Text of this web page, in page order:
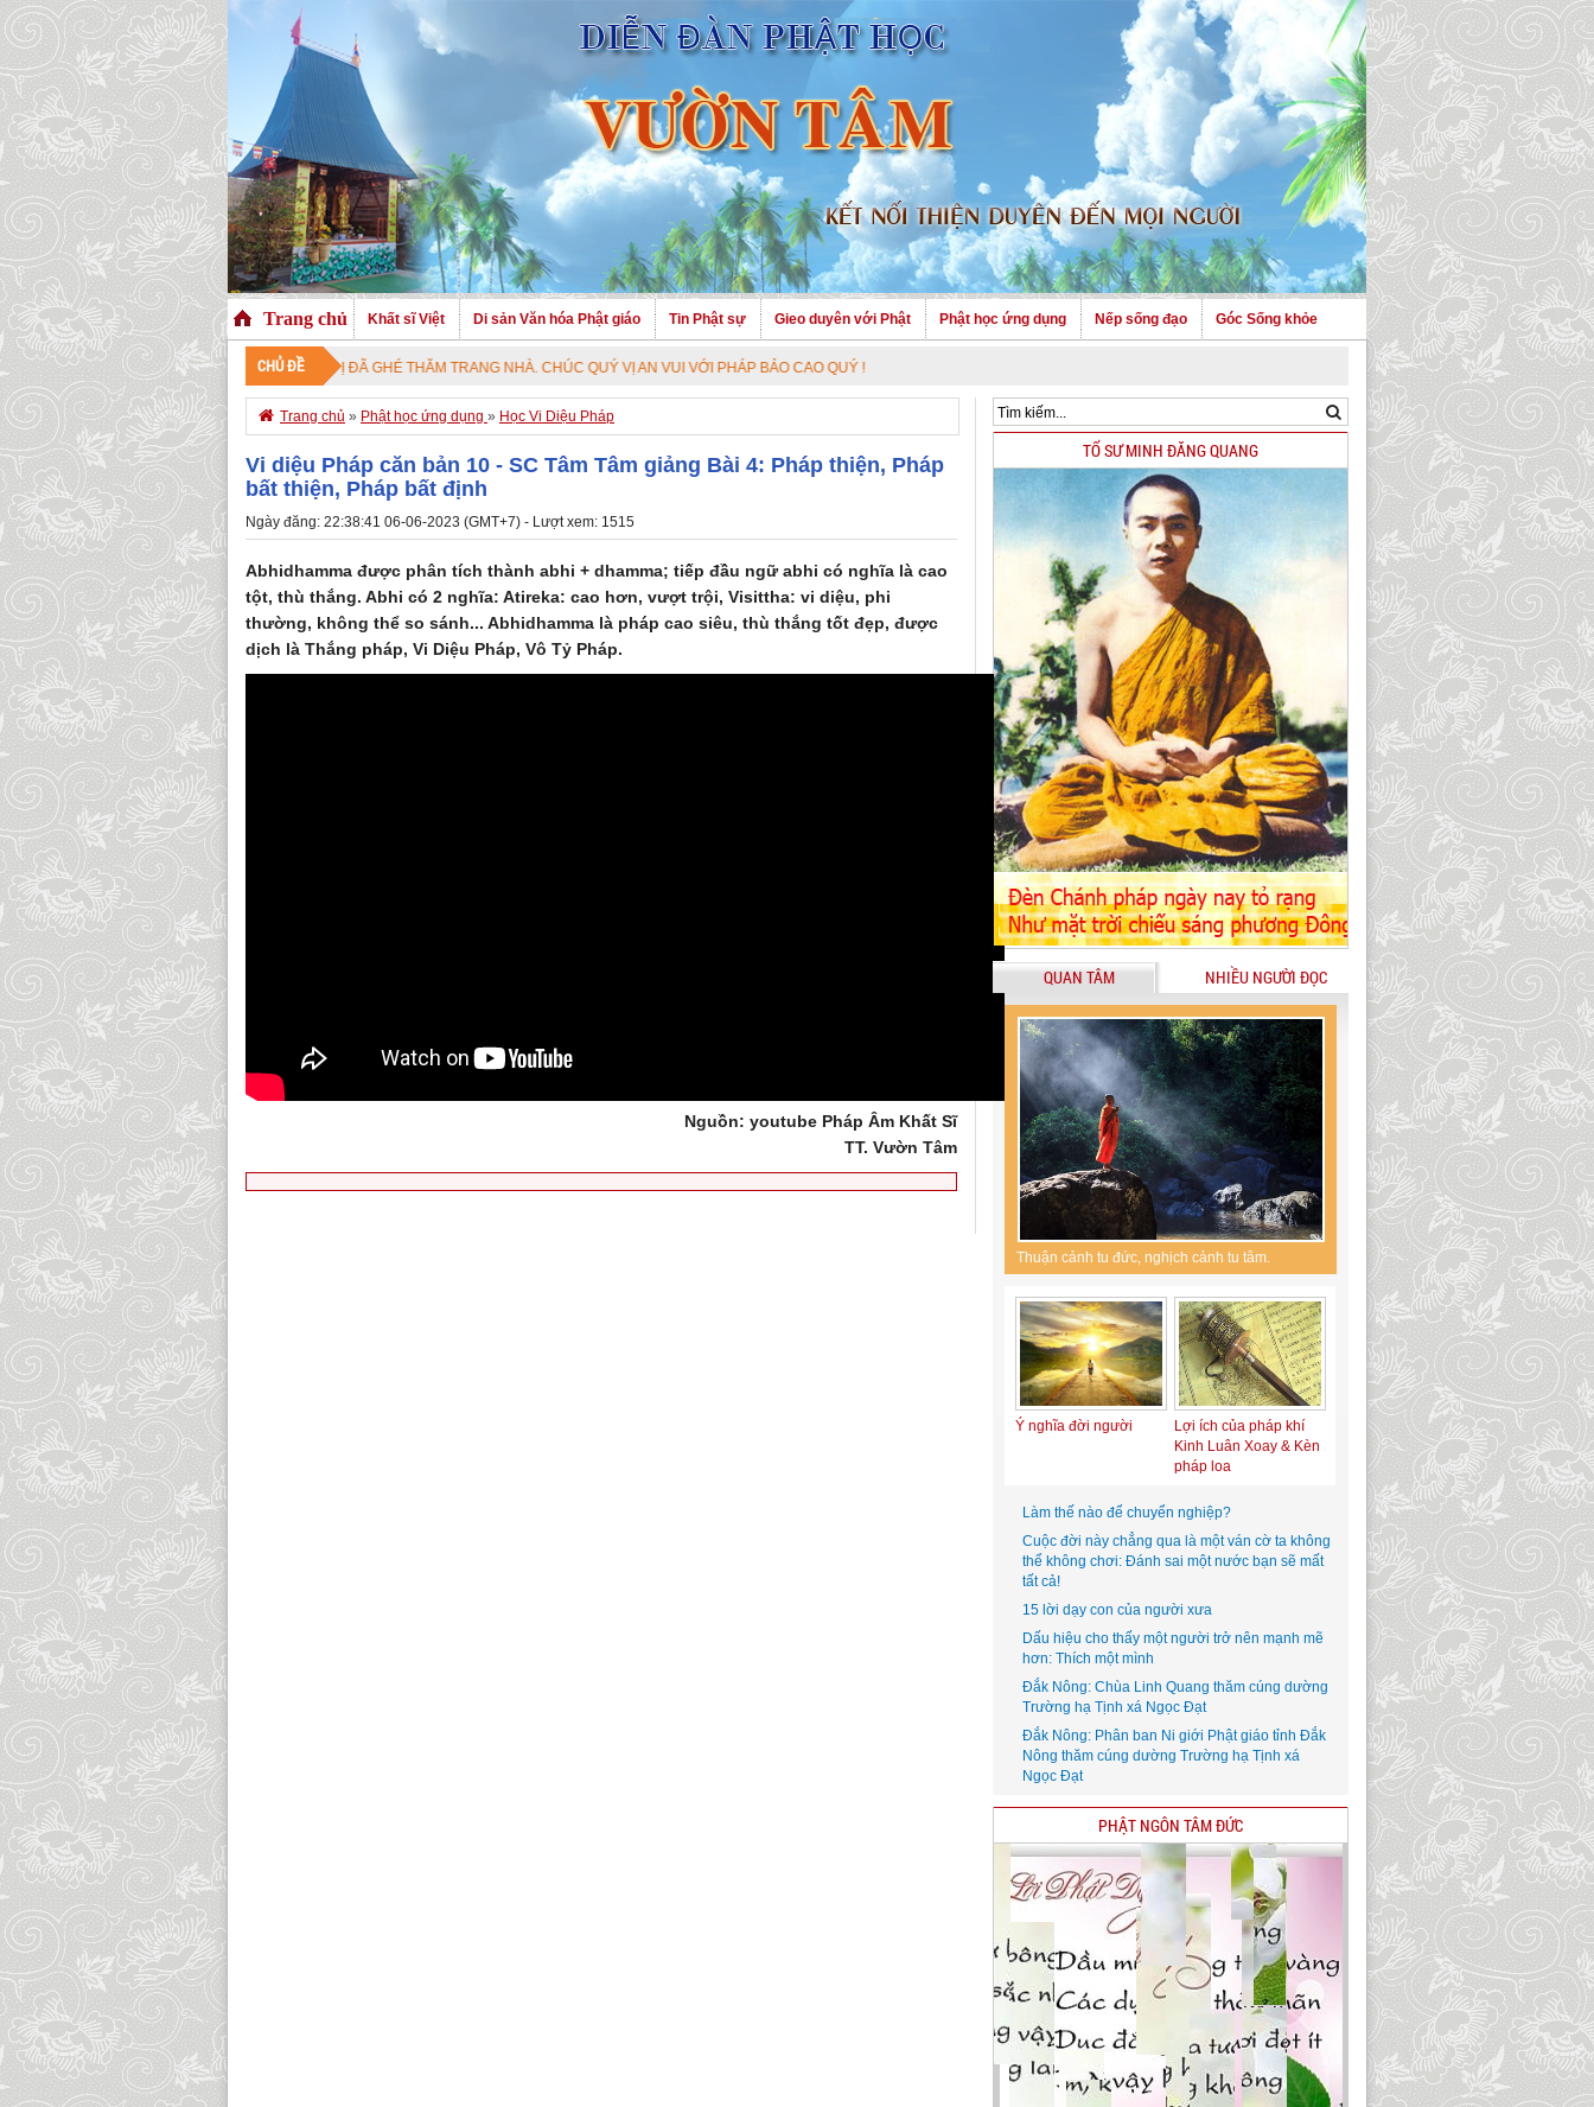
Trang chủ Khất sĩ Việt Di sản Văn hóa Phật giáo Tin Phật sự Gieo duyên với Phật Phật học ứng dụng Nếp sống đạo Góc Sống khỏe
CHỦ ĐỀ
CHÀO MỪNG QUÝ VỊ ĐÃ GHÉ THĂM TRANG NHÀ. CHÚC QUÝ VỊ AN VUI VỚI PHÁP BẢO CAO QUÝ !
 Trang chủ » Phật học ứng dụng » Học Vi Diệu Pháp
Vi diệu Pháp căn bản 10 - SC Tâm Tâm giảng Bài 4: Pháp thiện, Pháp
bất thiện, Pháp bất định
Ngày đăng: 22:38:41 06-06-2023 (GMT+7) - Lượt xem: 1515
Abhidhamma được phân tích thành abhi + dhamma; tiếp đầu ngữ abhi có nghĩa là cao
tột, thù thắng. Abhi có 2 nghĩa: Atireka: cao hơn, vượt trội, Visittha: vi diệu, phi
thường, không thể so sánh... Abhidhamma là pháp cao siêu, thù thắng tốt đẹp, được
dịch là Thắng pháp, Vi Diệu Pháp, Vô Tỷ Pháp.
Nguồn: youtube Pháp Âm Khất Sĩ
TT. Vườn Tâm
TỔ SƯ MINH ĐĂNG QUANG
QUAN TÂM NHIỀU NGƯỜI ĐỌC
Thuận cảnh tu đức, nghịch cảnh tu tâm.
Ý nghĩa đời người
Lợi ích của pháp khí
Kinh Luân Xoay & Kèn
pháp loa
Làm thế nào để chuyển nghiệp?
Cuộc đời này chẳng qua là một ván cờ ta không
thể không chơi: Đánh sai một nước bạn sẽ mất
tất cả!
15 lời dạy con của người xưa
Dấu hiệu cho thấy một người trở nên mạnh mẽ
hơn: Thích một mình
Đắk Nông: Chùa Linh Quang thăm cúng dường
Trường hạ Tịnh xá Ngọc Đạt
Đắk Nông: Phân ban Ni giới Phật giáo tỉnh Đắk
Nông thăm cúng dường Trường hạ Tịnh xá
Ngọc Đạt
PHẬT NGÔN TÂM ĐỨC